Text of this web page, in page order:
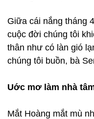
Giữa cái nắng tháng
cuộc đời chúng tôi
thân như có làn gió
chúng tôi buồn, bà
Uớc mơ làm nhà
Mắt Hoàng mắt mù